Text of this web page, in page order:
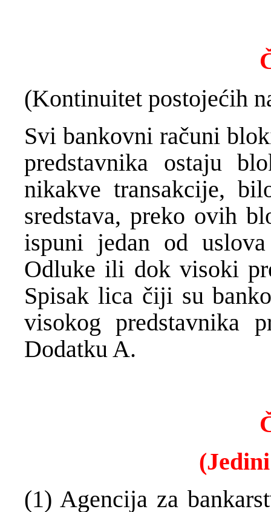
(Kontinuitet postojećih
Svi bankovni računi
predstavnika ostaju
nikakve transakcije,
sredstava, preko ovih
ispuni jedan od
Odluke ili dok visoki
Spisak lica čiji su
visokog predstavnika
Dodatku A.
(1) Agencija za